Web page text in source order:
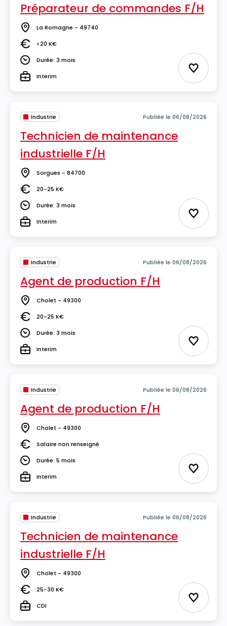
Préparateur de commandes F/H
Lieu La Romagne - 49740
Salaire<20 K€
DuréeDurée: 3 mois
TypeInterim Ajouter
Industrie Publiée le 06/08/2026
Technicien de maintenance
industrielle F/H
Lieu Sorgues - 84700
Salaire20-25 K€
DuréeDurée: 3 mois
TypeInterim Ajouter
Industrie Publiée le 06/08/2026
Agent de production F/H
Lieu Cholet - 49300
Salaire20-25 K€
DuréeDurée: 3 mois
TypeInterim Ajouter
Industrie Publiée le 06/08/2026
Agent de production F/H
Lieu Cholet - 49300
SalaireSalaire non renseigné
DuréeDurée: 5 mois
TypeInterim Ajouter
Industrie Publiée le 06/08/2026
Technicien de maintenance
industrielle F/H
Lieu Cholet - 49300
Salaire25-30 K€
TypeCDI Ajouter